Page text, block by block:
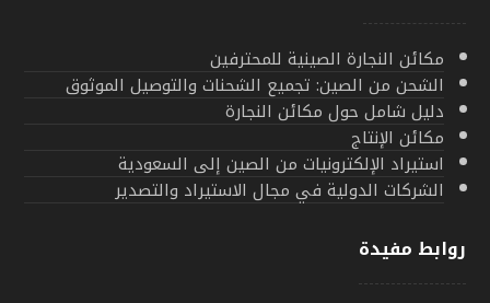
مكائن النجارة الصينية للمحترفين
الشحن من الصين: تجميع الشحنات والتوصيل الموثوق
دليل شامل حول مكائن النجارة
مكائن الإنتاج
استيراد الإلكترونيات من الصين إلى السعودية
الشركات الدولية في مجال الاستيراد والتصدير
روابط مفيدة